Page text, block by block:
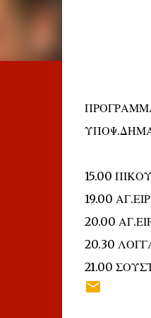
15.00
19.00
20.00
20.30
21.00